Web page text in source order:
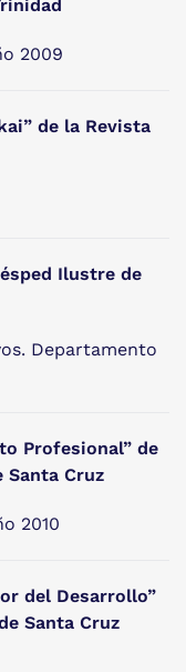
2009
de la Revista
Ilustre de
Departamento
Profesional” de
Santa Cruz
2010
del Desarrollo”
Santa Cruz